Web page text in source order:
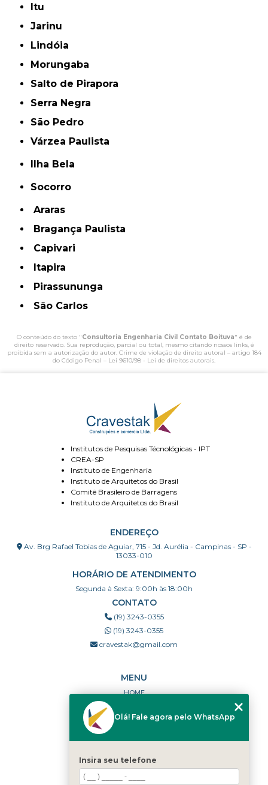
Itu
Jarinu
Lindóia
Morungaba
Salto de Pirapora
Serra Negra
São Pedro
Várzea Paulista
Ilha Bela
Socorro
Araras
Bragança Paulista
Capivari
Itapira
Pirassununga
São Carlos
O conteúdo do texto "Consultoria Engenharia Civil Contato Boituva" é de
direito reservado. Sua reprodução, parcial ou total, mesmo citando nossos links, é
proibida sem a autorização do autor. Crime de violação de direito autoral – artigo 184
do Código Penal – Lei 9610/98 - Lei de direitos autorais.
Institutos de Pesquisas Técnológicas - IPT
CREA-SP
Instituto de Engenharia
Instituto de Arquitetos do Brasil
Comitê Brasileiro de Barragens
Instituto de Arquitetos do Brasil
ENDEREÇO
Av. Brg Rafael Tobias de Aguiar, 715 - Jd. Aurélia - Campinas - SP -
13033-010
HORÁRIO DE ATENDIMENTO
Segunda à Sexta: 9:00h às 18:00h
CONTATO
(19) 3243-0355
(19) 3243-0355
cravestak@gmail.com
MENU
HOME
PORTFÓLIO
DÚVIDAS FREQUENTES
CATEGORIAS
MAPA DO SITE
Olá! Fale agora pelo WhatsApp
Insira seu telefone